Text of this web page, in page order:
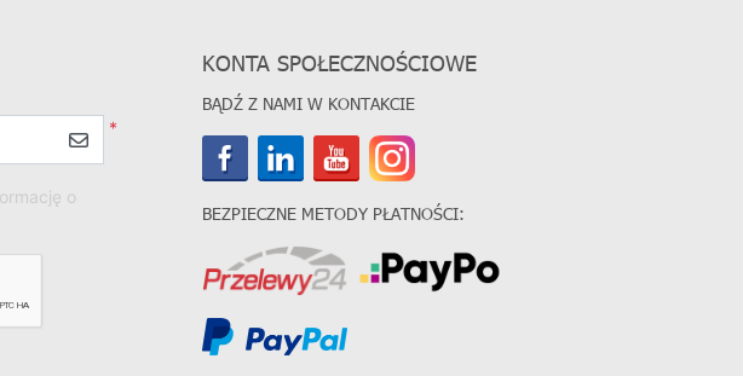
*
o
KONTA SPOŁECZNOŚCIOWE
BĄDŹ Z NAMI W KONTAKCIE
BEZPIECZNE METODY PŁATNOŚCI: